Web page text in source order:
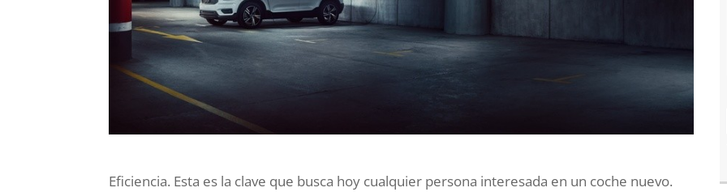
Eficiencia. Esta es la clave que busca hoy cualquier persona interesada en un coche nuevo.